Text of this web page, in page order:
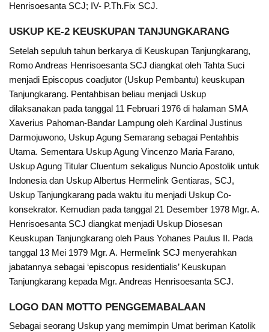
Henrisoesanta SCJ; IV- P.Th.Fix SCJ.
USKUP KE-2 KEUSKUPAN TANJUNGKARANG
Setelah sepuluh tahun berkarya di Keuskupan Tanjungkarang,
Romo Andreas Henrisoesanta SCJ diangkat oleh Tahta Suci
menjadi Episcopus coadjutor (Uskup Pembantu) keuskupan
Tanjungkarang. Pentahbisan beliau menjadi Uskup
dilaksanakan pada tanggal 11 Februari 1976 di halaman SMA
Xaverius Pahoman-Bandar Lampung oleh Kardinal Justinus
Darmojuwono, Uskup Agung Semarang sebagai Pentahbis
Utama. Sementara Uskup Agung Vincenzo Maria Farano,
Uskup Agung Titular Cluentum sekaligus Nuncio Apostolik untuk
Indonesia dan Uskup Albertus Hermelink Gentiaras, SCJ,
Uskup Tanjungkarang pada waktu itu menjadi Uskup Co-
konsekrator. Kemudian pada tanggal 21 Desember 1978 Mgr. A.
Henrisoesanta SCJ diangkat menjadi Uskup Diosesan
Keuskupan Tanjungkarang oleh Paus Yohanes Paulus II. Pada
tanggal 13 Mei 1979 Mgr. A. Hermelink SCJ menyerahkan
jabatannya sebagai ‘episcopus residentialis’ Keuskupan
Tanjungkarang kepada Mgr. Andreas Henrisoesanta SCJ.
LOGO DAN MOTTO PENGGEMABALAAN
Sebagai seorang Uskup yang memimpin Umat beriman Katolik